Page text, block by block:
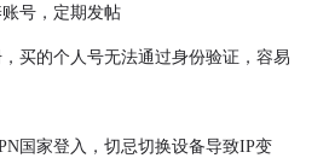
号，定期发帖
买的个人号无法通过身份验证，容易
国家登入，切忌切换设备导致IP变